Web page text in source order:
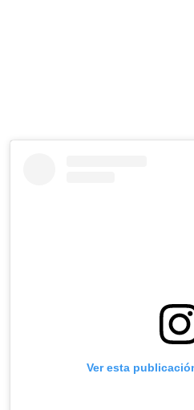
Ver esta